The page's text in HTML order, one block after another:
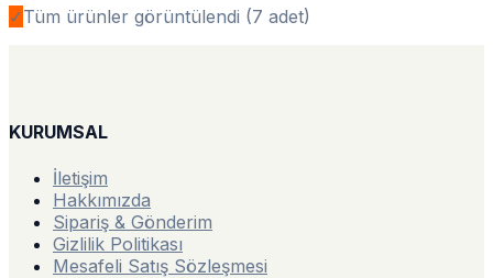
✓Tüm ürünler görüntülendi (7 adet)
KURUMSAL
İletişim
Hakkımızda
Sipariş & Gönderim
Gizlilik Politikası
Mesafeli Satış Sözleşmesi